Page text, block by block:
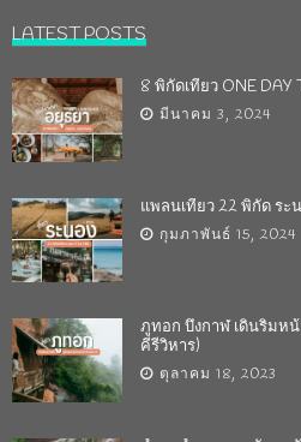
LATEST POSTS
8 พิกัดเที่ยว ONE DAY
มีนาคม 3, 2024
แพลนเที่ยว 22 พิกัด ระ
กุมภาพันธ์ 15, 2024
ภูทอก บึงกาฬ เดินริมหน้
คีรีวิหาร)
ตุลาคม 18, 2023